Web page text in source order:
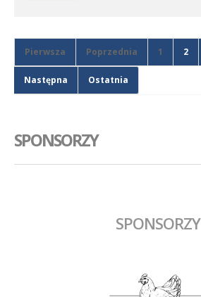
Pierwsza Poprzednia 1 2
Następna Ostatnia
SPONSORZY
SPONSORZY